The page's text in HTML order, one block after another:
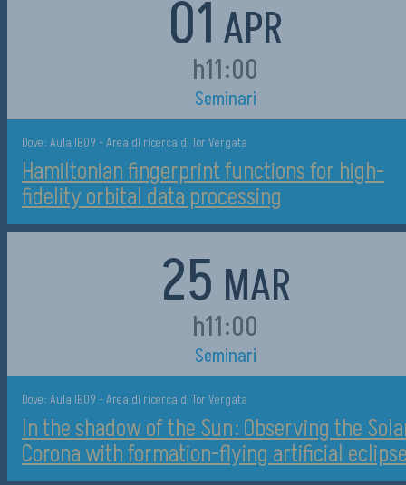
01 APR
h11:00
Seminari
Dove: Aula IB09 - Area di ricerca di Tor Vergata
Hamiltonian fingerprint functions for high-
fidelity orbital data processing
25 MAR
h11:00
Seminari
Dove: Aula IB09 - Area di ricerca di Tor Vergata
In the shadow of the Sun: Observing the
Corona with formation-flying artificial